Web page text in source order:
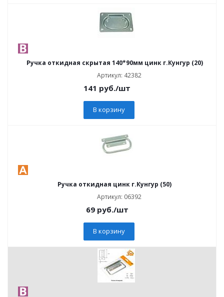
Ручка откидная скрытая 140*90мм цинк г.Кунгур (20)
Артикул: 42382
141 руб./шт
В корзину
Ручка откидная цинк г.Кунгур (50)
Артикул: 06392
69руб./шт
В корзину